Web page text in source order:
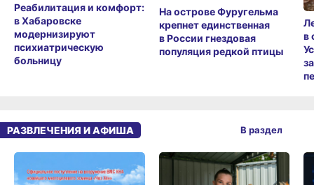
Реабилитация и комфорт:
в Хабаровске
модернизируют
психиатрическую
больницу
На острове Фуругельма
крепнет единственная
в России гнездовая
популяция редкой птицы
в
РАЗВЛЕЧЕНИЯ И АФИША В раздел